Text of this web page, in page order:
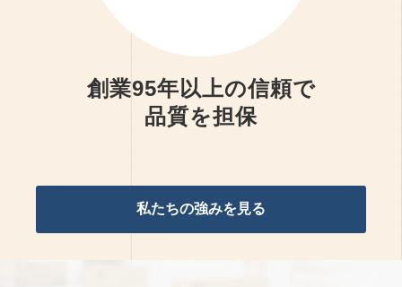
創業95年以上の信頼で
品質を担保
私たちの強みを見る